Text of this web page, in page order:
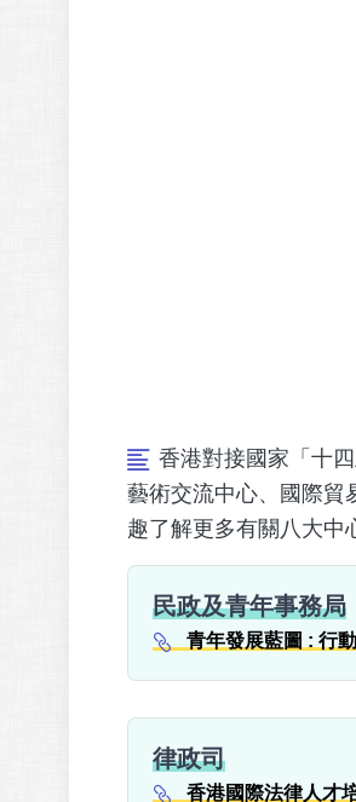
香港對接國家「十
藝術交流中心、國際貿
趣了解更多有關八大中
民政及青年事務局
青年發展藍圖 : 行
律政司
香港國際法律人才